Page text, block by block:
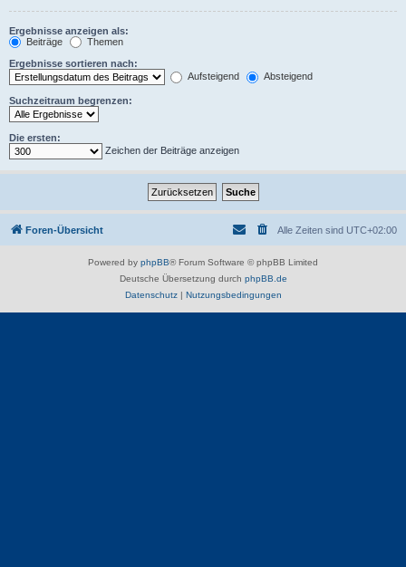
Ergebnisse anzeigen als:
Beiträge
Themen
Ergebnisse sortieren nach:
Aufsteigend
Absteigend
Suchzeitraum begrenzen:
Die ersten:
Zeichen der Beiträge anzeigen
Foren-Übersicht Alle Zeiten sind UTC+02:00
Powered by phpBB® Forum Software © phpBB Limited
Deutsche Übersetzung durch phpBB.de
Datenschutz| Nutzungsbedingungen